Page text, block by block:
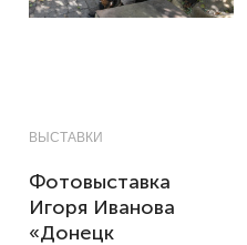
ВЫСТАВКИ
Фотовыставка
Игоря Иванова
«Донецк